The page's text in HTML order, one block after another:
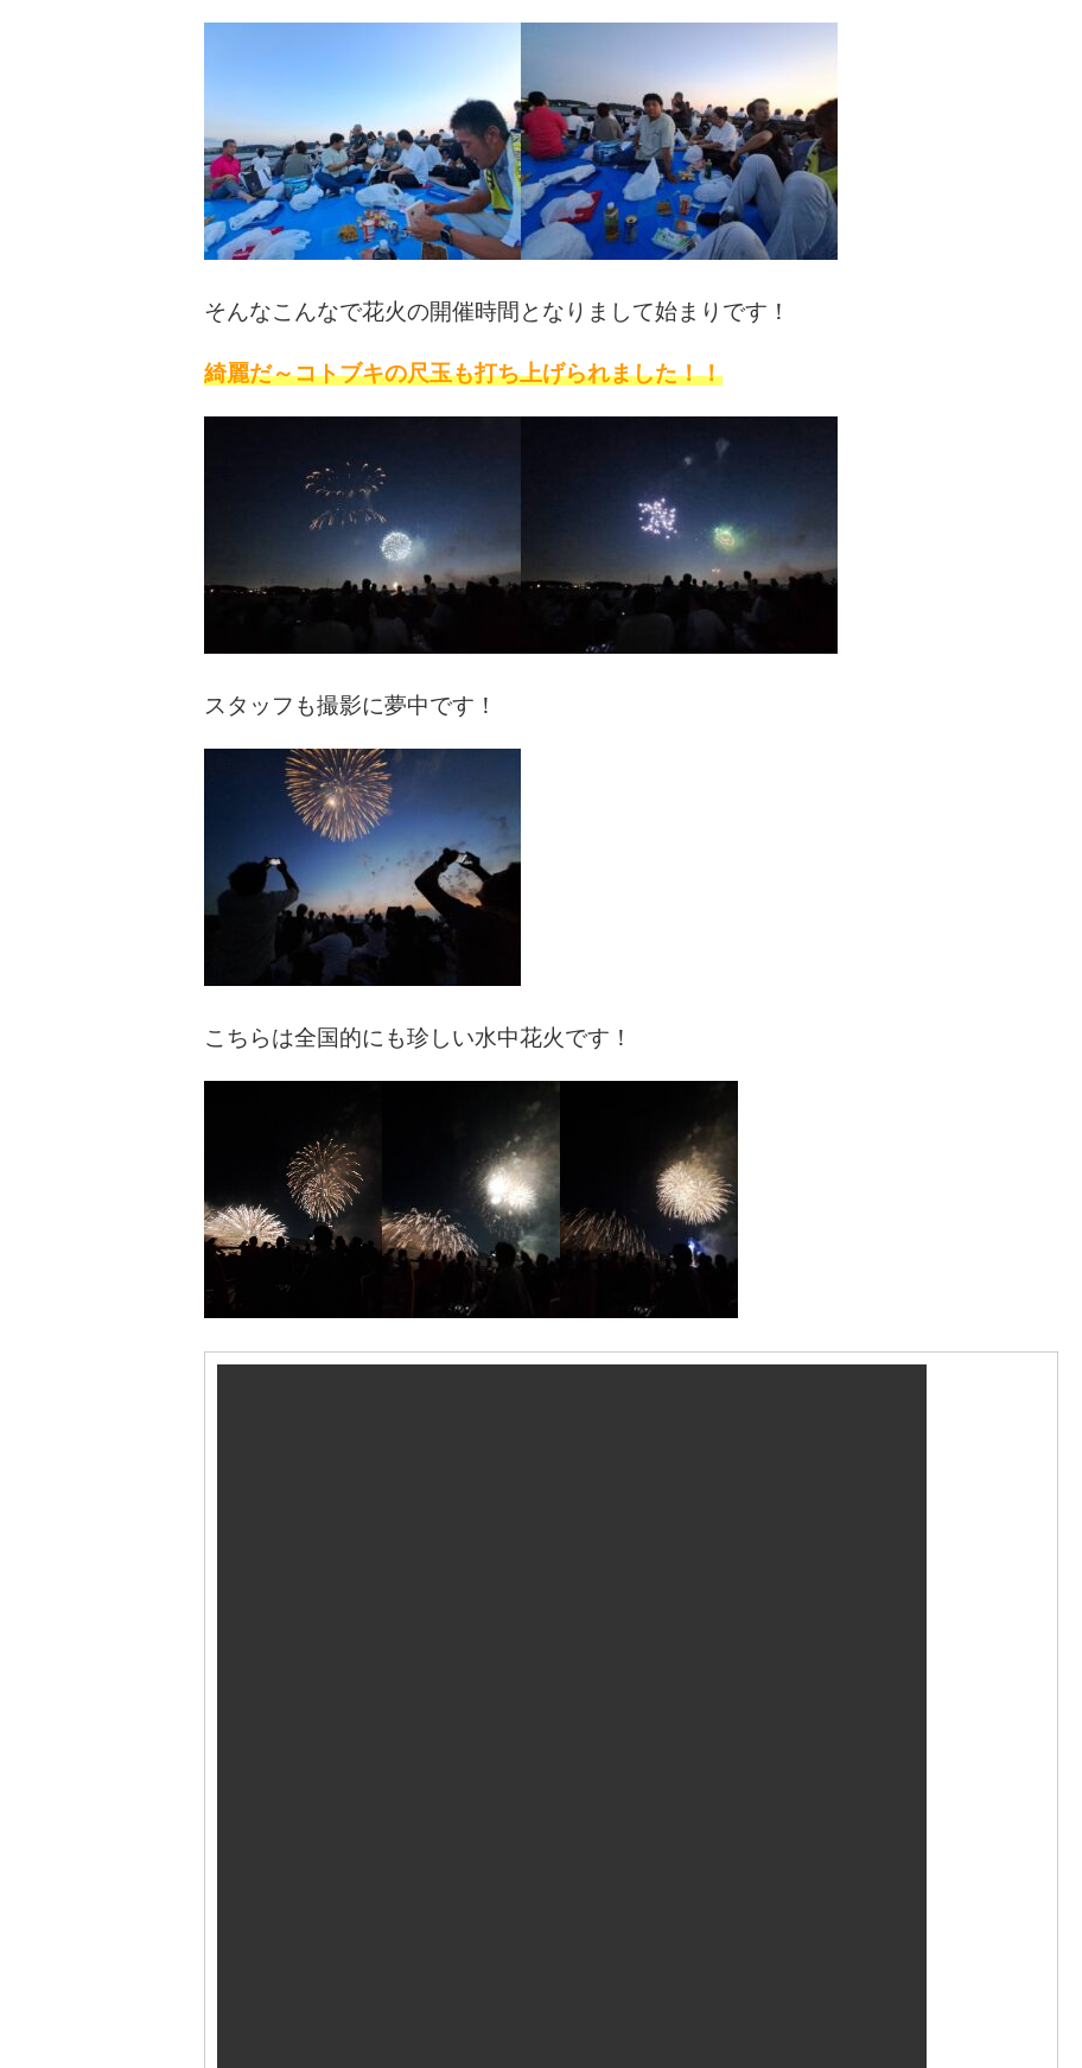
そんなこんなで花火の開催時間となりまして始まりです！
綺麗だ～コトブキの尺玉も打ち上げられました！！
スタッフも撮影に夢中です！
こちらは全国的にも珍しい水中花火です！